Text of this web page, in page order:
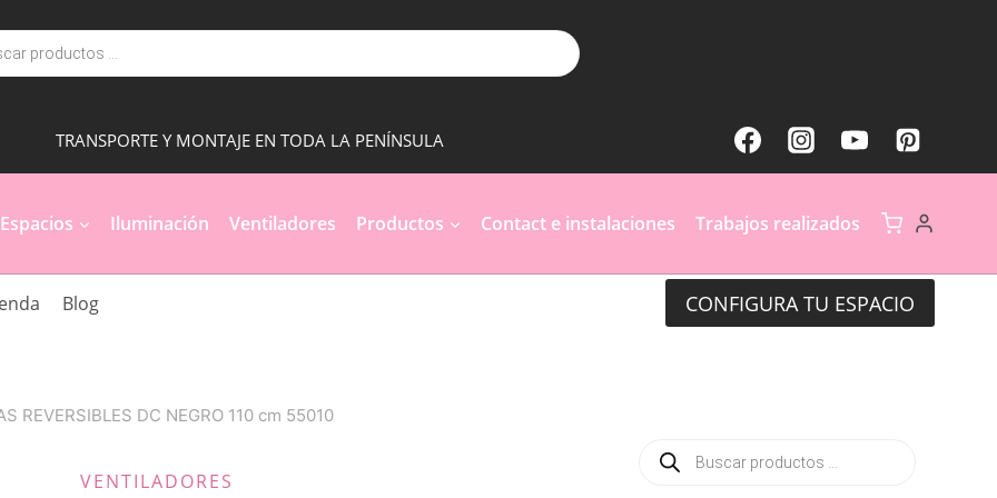
TRANSPORTE Y MONTAJE EN TODA LA PENÍNSULA
Espacios Iluminación Ventiladores Productos Contact e instalaciones Trabajos realizados
Blog CONFIGURA TU ESPACIO
REVERSIBLES DC NEGRO 110 cm 55010
VENTILADORES
Búsqueda
3
PALAS
NEGRO
55010